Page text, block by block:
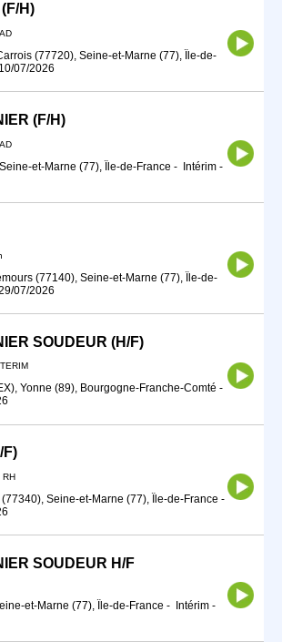
H)
(77720), Seine-et-Marne (77), Île-de-
10/07/2026
(F/H)
et-Marne (77), Île-de-France - Intérim -
(77140), Seine-et-Marne (77), Île-de-
07/2026
SOUDEUR (H/F)
Yonne (89), Bourgogne-Franche-Comté -
F)
RH
Seine-et-Marne (77), Île-de-France -
SOUDEUR H/F
et-Marne (77), Île-de-France - Intérim -